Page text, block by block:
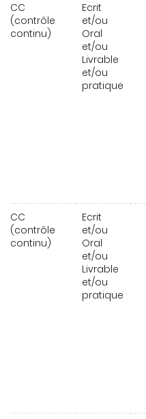
CC
(contrôle
continu)
Ecrit
et/ou
Oral
et/ou
Livrable
et/ou
pratique
CC
(contrôle
continu)
Ecrit
et/ou
Oral
et/ou
Livrable
et/ou
pratique